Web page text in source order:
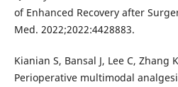
of Enhanced Recovery after
Med. 2022;2022:4428883.
Kianian S, Bansal J, Lee C, Zhang
Perioperative multimodal